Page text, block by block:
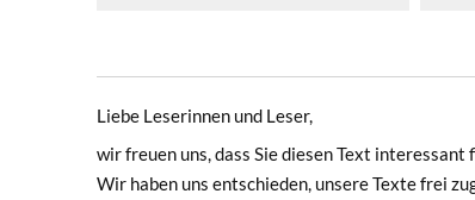
Liebe Leserinnen und Leser,
wir freuen uns, dass Sie diesen Text interessant
Wir haben uns entschieden, unsere Texte frei